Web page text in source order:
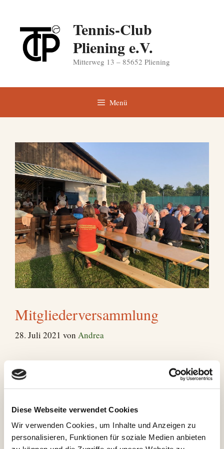
Diese Webseite verwendet Cookies
Wir verwenden Cookies, um Inhalte und Anzeigen zu
personalisieren, Funktionen für soziale Medien anbieten
springen
Tennis-Club
Pliening e.V.
Mitterweg 13 – 85652 Pliening
Menü
Mitgliederversammlung
28. Juli 2021 von Andrea
Am 22.07.2021 fand unsere Mitgliederversammlung
aus dem Jahr 2020 statt. Diese konnte aufgrund der
Corona Pandemie damals nicht stattfinden. 45
unserer Terrasse ein. Die Anwesenden wurden von
unserem 1. Vorstand Sepp Kaltenberger begrüßt. Zu
Beginn des offiziellen Teils wurde an die Verstorbenen